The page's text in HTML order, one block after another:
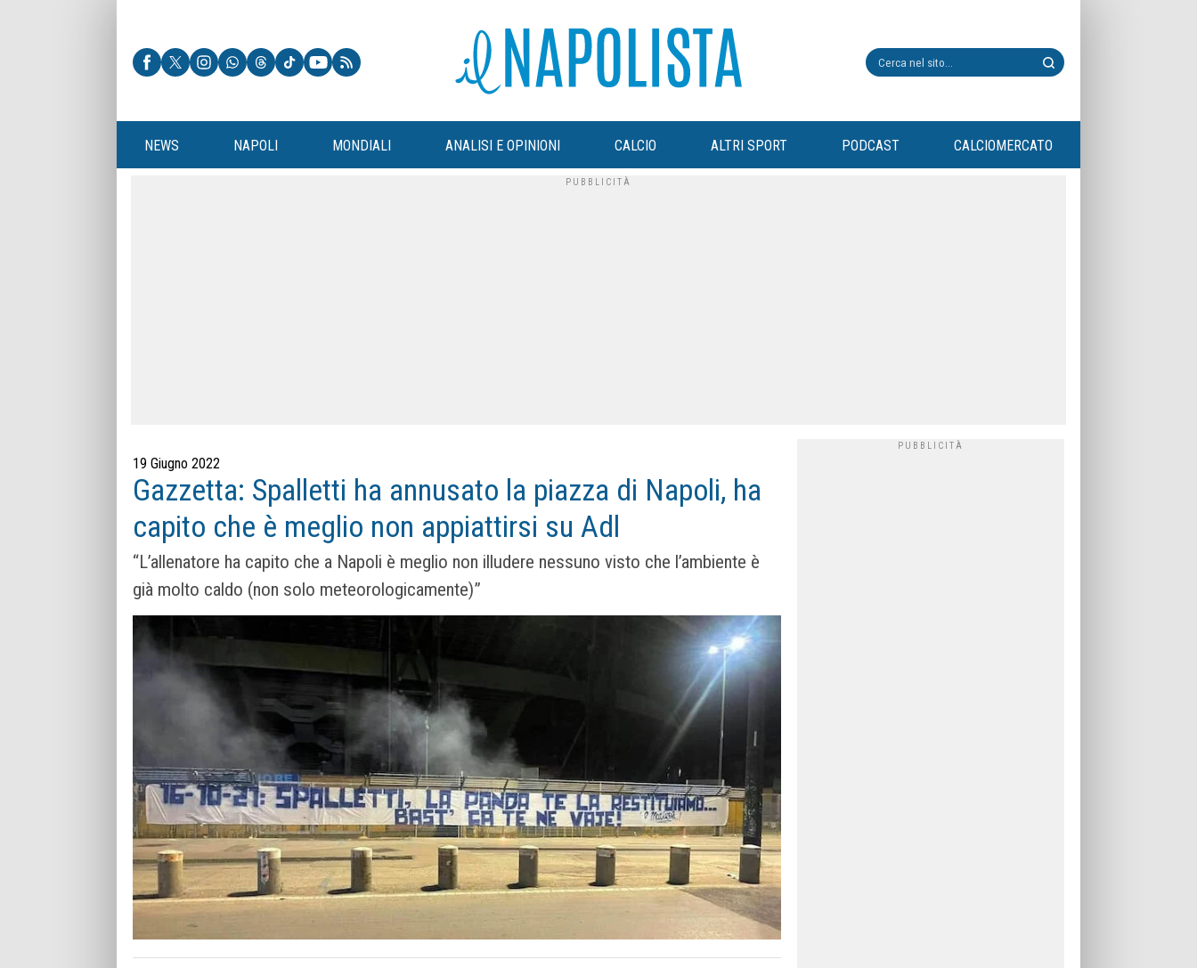
NEWS NAPOLI MONDIALI ANALISI E OPINIONI CALCIO ALTRI SPORT PODCAST CALCIOMERCATO
19 Giugno 2022
Gazzetta: Spalletti ha annusato la piazza di Napoli, ha
capito che è meglio non appiattirsi su Adl
“L’allenatore ha capito che a Napoli è meglio non illudere nessuno visto che l’ambiente è
già molto caldo (non solo meteorologicamente)”